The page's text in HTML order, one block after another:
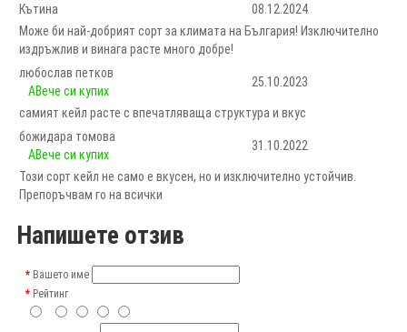
Кътина
08.12.2024
Може би най-добрият сорт за климата на България! Изключително
издръжлив и винага расте много добре!
любослав петков
AВече си купих
25.10.2023
самият кейл расте с впечатляваща структура и вкус
божидара томова
AВече си купих
31.10.2022
Този сорт кейл не само е вкусен, но и изключително устойчив.
Препоръчвам го на всички
Напишете отзив
Вашето име
Рейтинг